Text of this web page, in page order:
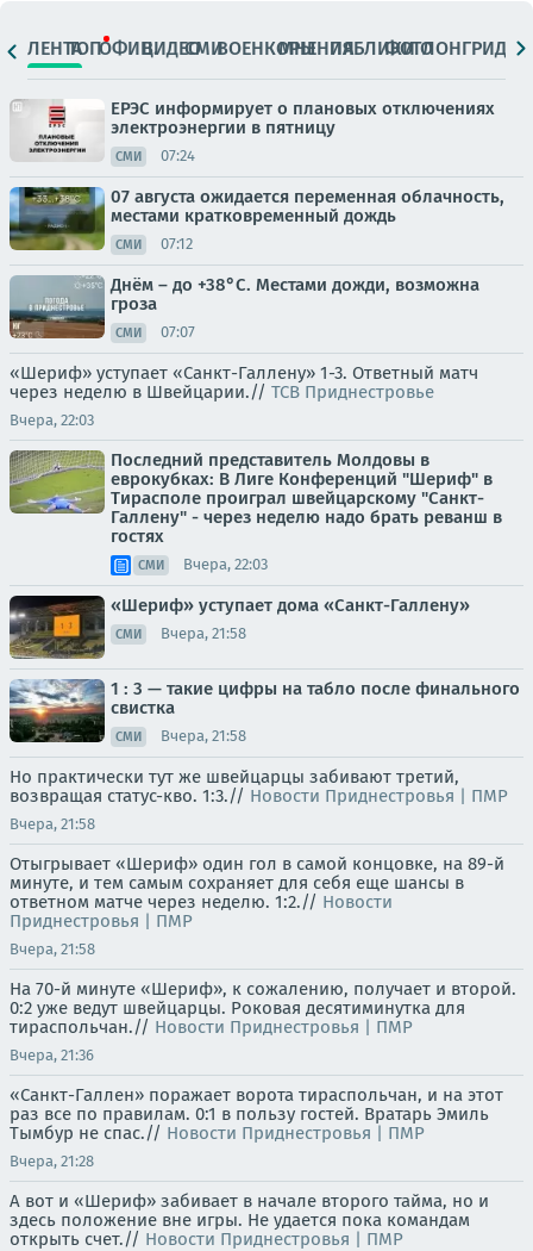
ЛЕНТАТОПОФИЦ.ВИДЕОСМИВОЕНКОРЫМНЕНИЯПАБЛИКИ
ФОТОЛОНГРИДЫ
ЕРЭС информирует о плановых отключениях
электроэнергии в пятницу
СМИ 07:24
07 августа ожидается переменная облачность,
местами кратковременный дождь
СМИ 07:12
Днём – до +38°С. Местами дожди, возможна
гроза
СМИ 07:07
«Шериф» уступает «Санкт-Галлену» 1-3. Ответный матч
через неделю в Швейцарии.// ТСВ Приднестровье
Вчера, 22:03
Последний представитель Молдовы в
еврокубках: В Лиге Конференций "Шериф" в
Тирасполе проиграл швейцарскому "Санкт-
Галлену" - через неделю надо брать реванш в
гостях
СМИ Вчера, 22:03
«Шериф» уступает дома «Санкт-Галлену»
СМИ Вчера, 21:58
1 : 3 — такие цифры на табло после финального
свистка
СМИ Вчера, 21:58
Но практически тут же швейцарцы забивают третий,
возвращая статус-кво. 1:3.// Новости Приднестровья | ПМР
Вчера, 21:58
Отыгрывает «Шериф» один гол в самой концовке, на 89-й
минуте, и тем самым сохраняет для себя еще шансы в
ответном матче через неделю. 1:2.// Новости
Приднестровья | ПМР
Вчера, 21:58
На 70-й минуте «Шериф», к сожалению, получает и второй.
0:2 уже ведут швейцарцы. Роковая десятиминутка для
тираспольчан.// Новости Приднестровья | ПМР
Вчера, 21:36
«Санкт-Галлен» поражает ворота тираспольчан, и на этот
раз все по правилам. 0:1 в пользу гостей. Вратарь Эмиль
Тымбур не спас.// Новости Приднестровья | ПМР
Вчера, 21:28
А вот и «Шериф» забивает в начале второго тайма, но и
здесь положение вне игры. Не удается пока командам
открыть счет.// Новости Приднестровья | ПМР